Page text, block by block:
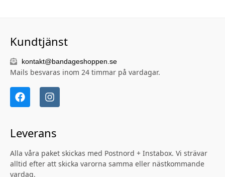
Kundtjänst
kontakt@bandageshoppen.se
Mails besvaras inom 24 timmar på vardagar.
Leverans
Alla våra paket skickas med Postnord + Instabox. Vi strävar
alltid efter att skicka varorna samma eller nästkommande
vardag.